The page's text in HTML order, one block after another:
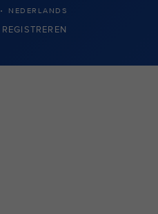
· NEDERLANDS
REGISTREREN